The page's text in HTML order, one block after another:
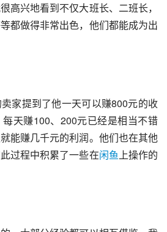
高兴地看到不仅大班长、二班长，
都做得非常出色，他们都能成为出
家提到了他一天可以赚800元的收
天赚100、200元已经是相当不错
能赚几千元的利润。他们也在其他
过程中积累了一些在闲鱼上操作的